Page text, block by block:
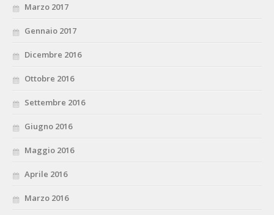
Marzo 2017
Gennaio 2017
Dicembre 2016
Ottobre 2016
Settembre 2016
Giugno 2016
Maggio 2016
Aprile 2016
Marzo 2016